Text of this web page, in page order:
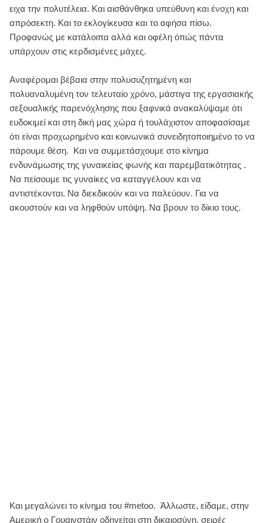
ειχα την πολυτέλεια. Και αισθάνθηκα υπεύθυνη και ένοχη και
απρόσεκτη. Και το εκλογίκευσα και το αφήσα πίσω.
Προφανώς με κατάλοιπα αλλά και οφέλη όπώς πάντα
υπάρχουν στις κερδισμένες μάχες.
Αναφέρομαι βέβαια στην πολυσυζητημένη και
πολυαναλυμένη τον τελευταίο χρόνο, μάστιγα της εργασιακής
σεξουαλικής παρενόχλησης που ξαφνικά ανακαλύψαμε ότι
ευδοκιμεί και στη δική μας χώρα ή τουλάχιστον αποφασίσαμε
ότι είναι προχωρημένο και κοινωνικά συνειδητοποιημένο το να
πάρουμε θέση. Και να συμμετάσχουμε στο κίνημα
ενδυνάμωσης της γυναικείας φωνής και παρεμβατικότητας .
Να πείσουμε τις γυναίκες να καταγγέλουν και να
αντιστέκονται. Να διεκδικούν και να παλεύουν. Για να
ακουστούν και να ληφθούν υπόψη. Να βρουν το δίκιο τους.
Και μεγαλώνει το κίνημα του #metoo. Άλλωστε, είδαμε, στην
Αμερική ο Γουαινστάιν οδηγείται στη δικαιοσύνη, σειρές